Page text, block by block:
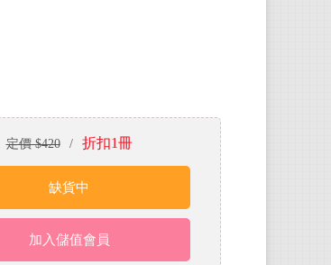
定價 $420 / 折扣1冊
缺貨中
加入儲值會員